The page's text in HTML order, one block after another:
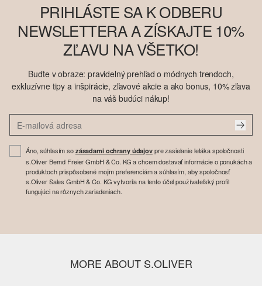
PRIHLÁSTE SA K ODBERU
NEWSLETTERA A ZÍSKAJTE 10%
ZĽAVU NA VŠETKO!
Buďte v obraze: pravidelný prehľad o módnych trendoch,
exkluzívne tipy a inšpirácie, zľavové akcie a ako bonus, 10% zľava
na váš budúci nákup!
Áno, súhlasím so zásadami ochrany údajovpre zasielanie letáka spoločnosti
s.Oliver Bernd Freier GmbH & Co. KG a chcem dostavať informácie o ponukách a
produktoch prispôsobené mojim preferenciám a súhlasím, aby spoločnosť
s.Oliver Sales GmbH & Co. KG vytvorila na tento účel používateľský profil
fungujúci na rôznych zariadeniach.
MORE ABOUT S.OLIVER